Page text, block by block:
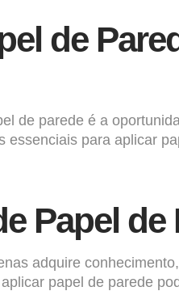
de
de parede é a
essenciais para aplicar
Papel de
adquire
papel de parede